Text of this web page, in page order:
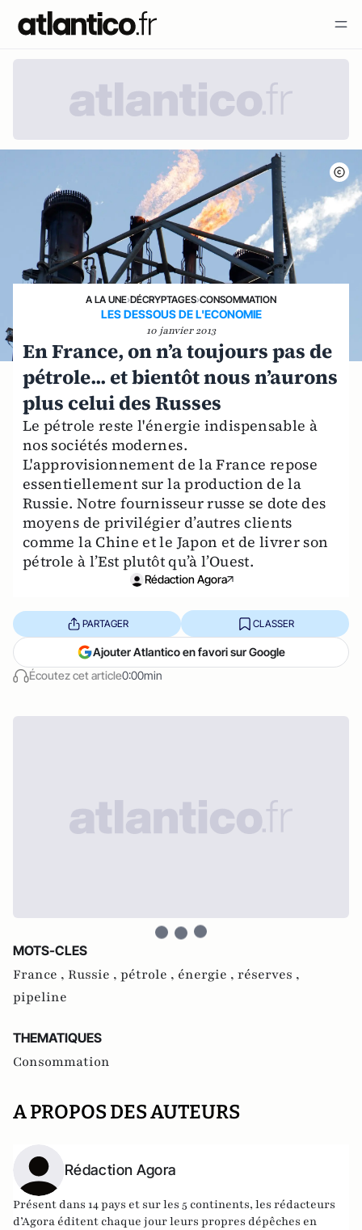
A LA UNE›DÉCRYPTAGES›CONSOMMATION
LES DESSOUS DE L'ECONOMIE
10 janvier 2013
En France, on n’a toujours pas de
pétrole... et bientôt nous n’aurons
plus celui des Russes
Le pétrole reste l'énergie indispensable à
nos sociétés modernes.
L'approvisionnement de la France repose
essentiellement sur la production de la
Russie. Notre fournisseur russe se dote des
moyens de privilégier d’autres clients
comme la Chine et le Japon et de livrer son
pétrole à l’Est plutôt qu’à l’Ouest.
Rédaction Agora
Écoutez cet article0:00min
PARTAGER CLASSER
Ajouter Atlantico en favori sur Google
MOTS-CLES
France , Russie , pétrole , énergie , réserves ,
pipeline
THEMATIQUES
Consommation
A PROPOS DES AUTEURS
Rédaction Agora
Présent dans 14 pays et sur les 5 continents, les rédacteurs
d’Agora éditent chaque jour leurs propres dépêches en